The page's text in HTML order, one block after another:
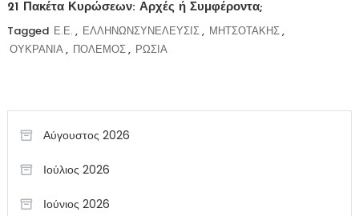
21 Πακέτα Κυρώσεων: Αρχές ή Συμφέροντα;
Tagged Ε.Ε. , ΕΛΛΗΝΩΝΣΥΝΕΛΕΥΣΙΣ, ΜΗΤΣΟΤΑΚΗΣ,
ΟΥΚΡΑΝΙΑ, ΠΟΛΕΜΟΣ, ΡΩΣΙΑ
Αύγουστος 2026
Ιούλιος 2026
Ιούνιος 2026